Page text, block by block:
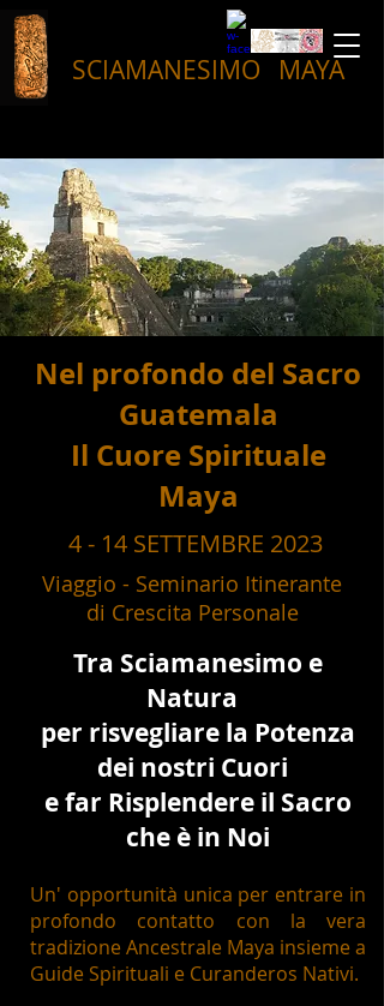
SCIAMANESIMO MAYA
Nel profondo del Sacro
Guatemala
Il Cuore Spirituale
Maya
4 - 14 SETTEMBRE 2023
Viaggio - Seminario Itinerante
di Crescita Personale
Tra Sciamanesimo e
Natura
per risvegliare la Potenza
dei nostri Cuori
e far Risplendere il Sacro
che è in Noi
Un' opportunità unica per entrare in
profondo contatto con la vera
tradizione Ancestrale Maya insieme a
Guide Spirituali e Curanderos Nativi.